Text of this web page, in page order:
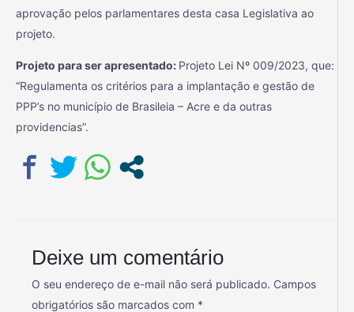
aprovação pelos parlamentares desta casa Legislativa ao
projeto.
Projeto para ser apresentado: Projeto Lei Nº 009/2023, que:
“Regulamenta os critérios para a implantação e gestão de
PPP’s no município de Brasileia – Acre e da outras
providencias”.
Deixe um comentário
O seu endereço de e-mail não será publicado. Campos
obrigatórios são marcados com *